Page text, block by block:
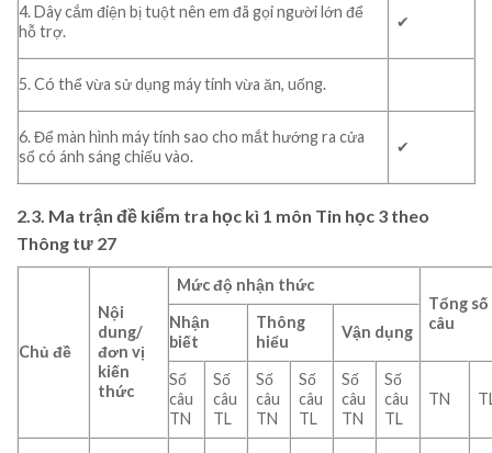
4. Dây cắm điện bị tuột nên em đã gọi người lớn để
hỗ trợ.
✔
5. Có thể vừa sử dụng máy tính vừa ăn, uống.
6. Để màn hình máy tính sao cho mắt hướng ra cửa
sổ có ánh sáng chiếu vào.
✔
2.3. Ma trận đề kiểm tra học kì 1 môn Tin học 3 theo
Thông tư 27
Chủ đề
Nội
dung/
đơn vị
kiến
thức
Mức độ nhận thức
Tổng số
câu
Nhận
biết
Thông
hiểu
Vận dụng
Số
câu
TN
Số
câu
TL
Số
câu
TN
Số
câu
TL
Số
câu
TN
Số
câu
TL
TN